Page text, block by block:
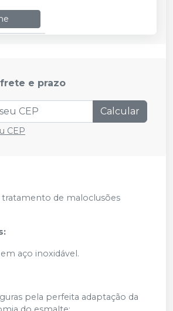
e prazo
Calcular
CEP
tratamento de maloclusões
aço inoxidável.
pela perfeita adaptação da